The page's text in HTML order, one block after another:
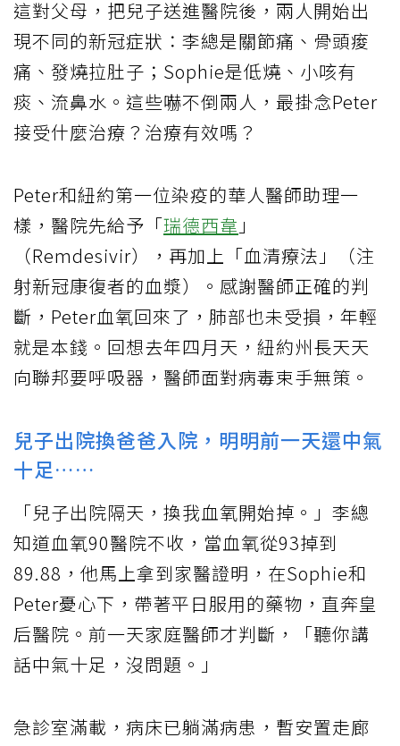
這對父母，把兒子送進醫院後，兩人開始出
現不同的新冠症狀：李總是關節痛、骨頭痠
痛、發燒拉肚子；Sophie是低燒、小咳有
痰、流鼻水。這些嚇不倒兩人，最掛念Peter
接受什麼治療？治療有效嗎？
Peter和紐約第一位染疫的華人醫師助理一
樣，醫院先給予「瑞德西韋 」
（Remdesivir），再加上「血清療法」（注
射新冠康復者的血漿）。感謝醫師正確的判
斷，Peter血氧回來了，肺部也未受損，年輕
就是本錢。回想去年四月天，紐約州長天天
向聯邦要呼吸器，醫師面對病毒束手無策。
兒子出院換爸爸入院，明明前一天還中氣
十足……
「兒子出院隔天，換我血氧開始掉。」李總
知道血氧90醫院不收，當血氧從93掉到
89.88，他馬上拿到家醫證明，在Sophie和
Peter憂心下，帶著平日服用的藥物，直奔皇
后醫院。前一天家庭醫師才判斷，「聽你講
話中氣十足，沒問題。」
急診室滿載，病床已躺滿病患，暫安置走廊